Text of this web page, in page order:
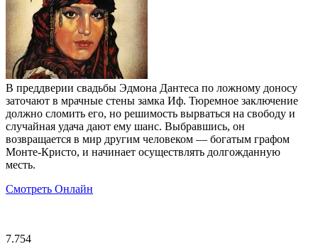
В преддверии свадьбы Эдмона Дантеса по ложному доносу
заточают в мрачные стены замка Иф. Тюремное заключение
должно сломить его, но решимость вырваться на свободу и
случайная удача дают ему шанс. Выбравшись, он
возвращается в мир другим человеком — богатым графом
Монте-Кристо, и начинает осуществлять долгожданную
месть.
Смотреть Онлайн
7.754